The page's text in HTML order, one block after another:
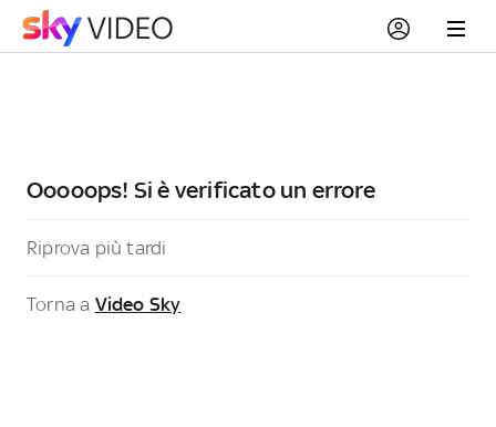
Ooooops! Si è verificato un errore
Riprova più tardi
Torna a Video Sky